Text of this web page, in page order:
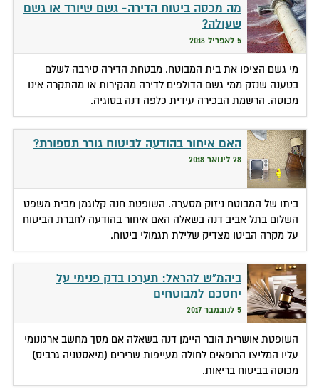
מה מכסה ביטוח הדירה- גשם שיורד או גשם
שעולה?
5 לאפריל 2018
מי גשם הציפו את בית המבוטח. מבטחת הדירה סירבה לשלם
בטענה שנזק ממי גשם הדולפים לדירה מהקירות או מהתקרה אינו
מכוסה. הרשמת הבכירה עידית כלפה דנה בסוגיה.
האם איחור בהודעה לביטוח גורר תספורת?
28 לינואר 2018
ביתו של המבוטח ניזוק מסערה. השופטת חנה קלוגמן מבית משפט
השלום בתל אביב דנה בשאלה האם איחור בהודעה לחברת הביטוח
על מקרה הביטו מצדיק שלילת תגמולי ביטוח.
ביהמ"ש להראל: תערכו בדק פנימי על
יחסכם למבוטחים
5 לנובמבר 2017
השופטת אושרית הובר היימן דנה בשאלה אם מסך מחשב ארגונומי
עליו המליצו הרופאים לחולה מעייפות שרירים (מיאסטניה גרביס)
מכוסה בביטוח בריאות.